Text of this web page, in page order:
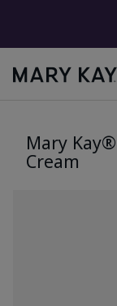
Mary
Cream